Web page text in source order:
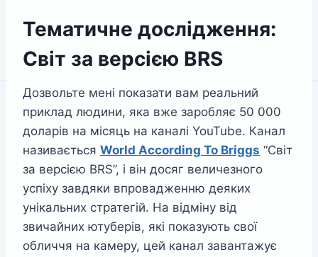
Тематичне дослідження:
Світ за версією BRS
Дозвольте мені показати вам реальний
приклад людини, яка вже заробляє 50 000
доларів на місяць на каналі YouTube. Канал
називається World According To Briggs “Світ
за версією BRS”, і він досяг величезного
успіху завдяки впровадженню деяких
унікальних стратегій. На відміну від
звичайних ютуберів, які показують свої
обличчя на камеру, цей канал завантажує